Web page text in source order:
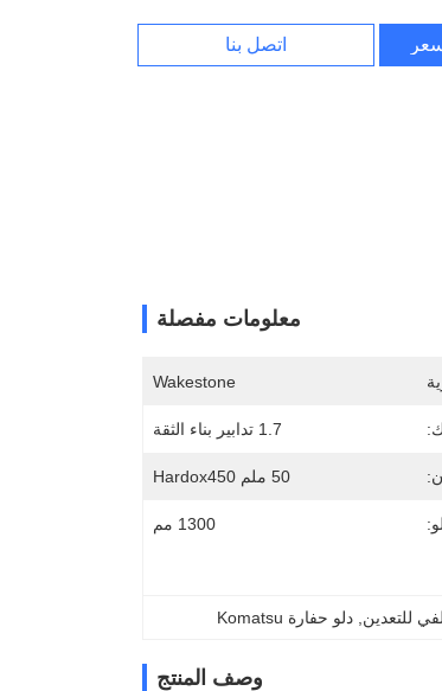
اتصل بنا
معلومات مفصلة
Wakestone
1.7 تدابير بناء الثقة
50 ملم Hardox450
1300 مم
للتعدين , دلو حفارة Komatsu
وصف المنتج